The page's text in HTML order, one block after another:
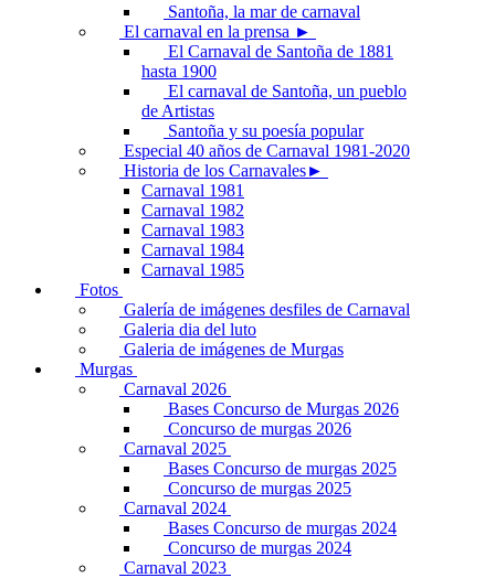
Santoña, la mar de carnaval
El carnaval en la prensa ►
El Carnaval de Santoña de 1881
hasta 1900
El carnaval de Santoña, un pueblo
de Artistas
Santoña y su poesía popular
Especial 40 años de Carnaval 1981-2020
Historia de los Carnavales►
Carnaval 1981
Carnaval 1982
Carnaval 1983
Carnaval 1984
Carnaval 1985
Fotos
Galería de imágenes desfiles de Carnaval
Galeria dia del luto
Galeria de imágenes de Murgas
Murgas
Carnaval 2026
Bases Concurso de Murgas 2026
Concurso de murgas 2026
Carnaval 2025
Bases Concurso de murgas 2025
Concurso de murgas 2025
Carnaval 2024
Bases Concurso de murgas 2024
Concurso de murgas 2024
Carnaval 2023